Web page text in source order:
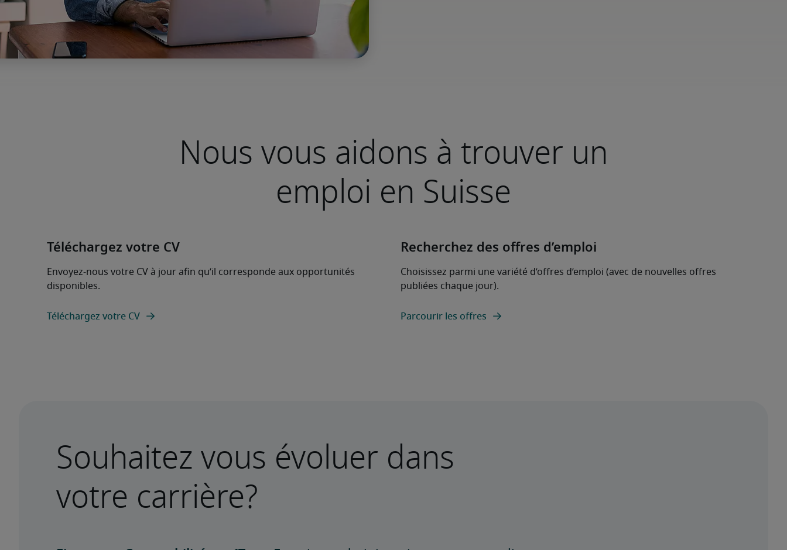
Nous vous aidons à trouver un
emploi en Suisse
Téléchargez votre CV
Envoyez-nous votre CV à jour afin qu’il corresponde aux opportunités
disponibles.
Téléchargez votre CV
Recherchez des offres d’emploi
Choisissez parmi une variété d’offres d’emploi (avec de nouvelles offres
publiées chaque jour).
Parcourir les offres
Souhaitez vous évoluer dans
votre carrière?